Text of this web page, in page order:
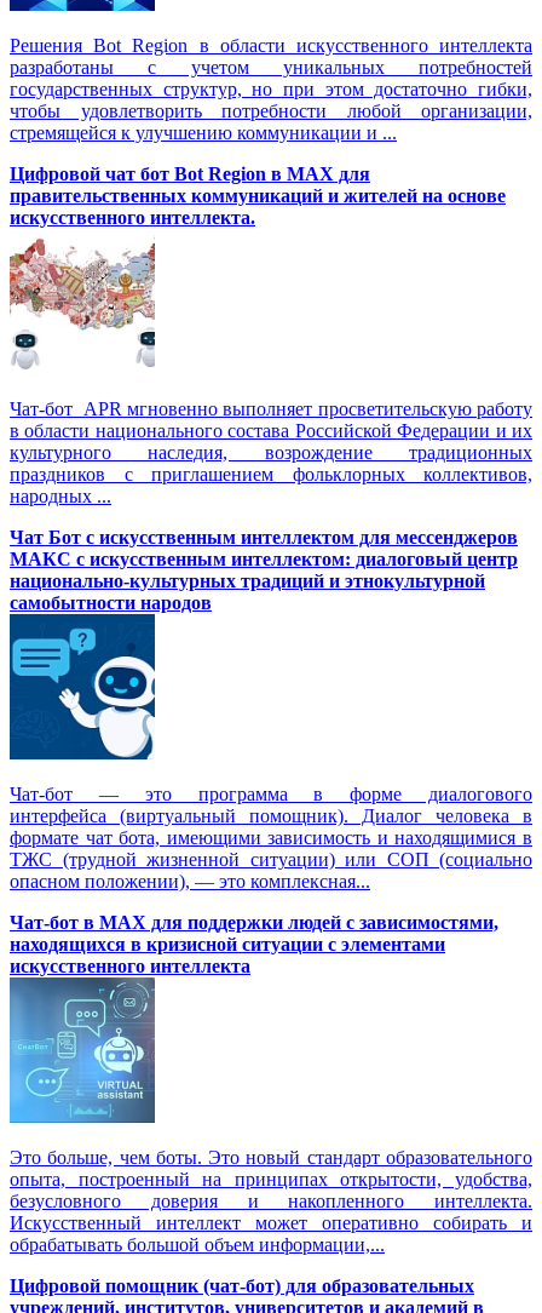
Решения Вot Region в области искусственного интеллекта
разработаны с учетом уникальных потребностей
государственных структур, но при этом достаточно гибки,
чтобы удовлетворить потребности любой организации,
стремящейся к улучшению коммуникации и ...
Цифровой чат бот Вot Region в MAX для
правительственных коммуникаций и жителей на основе
искусственного интеллекта.
Чат-бот APR мгновенно выполняет просветительскую работу
в области национального состава Российской Федерации и их
культурного наследия, возрождение традиционных
праздников с приглашением фольклорных коллективов,
народных ...
Чат Бот с искусственным интеллектом для мессенджеров
МАКС с искусственным интеллектом: диалоговый центр
национально-культурных традиций и этнокультурной
самобытности народов
Чат-бот — это программа в форме диалогового
интерфейса (виртуальный помощник). Диалог человека в
формате чат бота, имеющими зависимость и находящимися в
ТЖС (трудной жизненной ситуации) или СОП (социально
опасном положении), — это комплексная...
Чат-бот в MAX для поддержки людей с зависимостями,
находящихся в кризисной ситуации с элементами
искусственного интеллекта
Это больше, чем боты. Это новый стандарт образовательного
опыта, построенный на принципах открытости, удобства,
безусловного доверия и накопленного интеллекта.
Искусственный интеллект может оперативно собирать и
обрабатывать большой объем информации,...
Цифровой помощник (чат-бот) для образовательных
учреждений, институтов, университетов и академий в